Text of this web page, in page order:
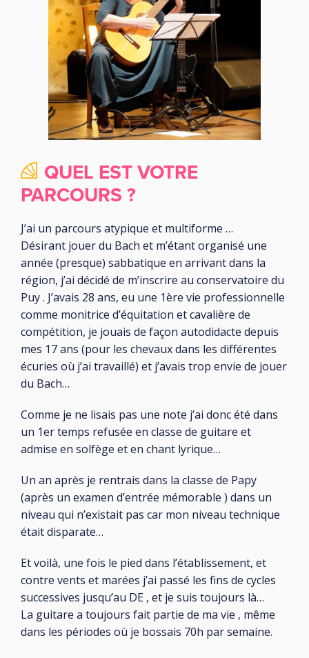
QUEL EST VOTRE
PARCOURS ?
J’ai un parcours atypique et multiforme …
Désirant jouer du Bach et m’étant organisé une
année (presque) sabbatique en arrivant dans la
région, j’ai décidé de m’inscrire au conservatoire du
Puy . J’avais 28 ans, eu une 1ère vie professionnelle
comme monitrice d’équitation et cavalière de
compétition, je jouais de façon autodidacte depuis
mes 17 ans (pour les chevaux dans les différentes
écuries où j’ai travaillé) et j’avais trop envie de jouer
du Bach…
Comme je ne lisais pas une note j’ai donc été dans
un 1er temps refusée en classe de guitare et
admise en solfège et en chant lyrique…
Un an après je rentrais dans la classe de Papy
(après un examen d’entrée mémorable ) dans un
niveau qui n’existait pas car mon niveau technique
était disparate…
Et voilà, une fois le pied dans l’établissement, et
contre vents et marées j’ai passé les fins de cycles
successives jusqu’au DE , et je suis toujours là…
La guitare a toujours fait partie de ma vie , même
dans les périodes où je bossais 70h par semaine.